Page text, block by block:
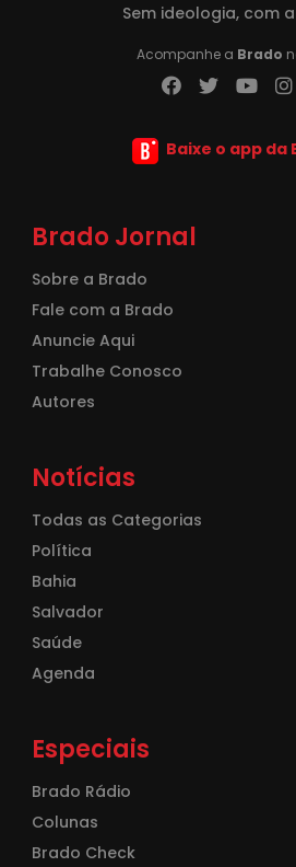
Sem ideologia, com
Acompanhe a Brado
Baixe o app da
Brado Jornal
Sobre a Brado
Fale com a Brado
Anuncie Aqui
Trabalhe Conosco
Autores
Notícias
Todas as Categorias
Política
Bahia
Salvador
Saúde
Agenda
Especiais
Brado Rádio
Colunas
Brado Check